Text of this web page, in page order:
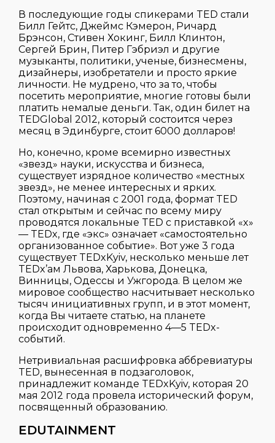
В последующие годы спикерами TED стали
Билл Гейтс, Джеймс Кэмерон, Ричард
Брэнсон, Стивен Хокинг, Билл Клинтон,
Сергей Брин, Питер Гэбриэл и другие
музыканты, политики, ученые, бизнесмены,
дизайнеры, изобретатели и просто яркие
личности. Не мудрено, что за то, чтобы
посетить мероприятие, многие готовы были
платить немалые деньги. Так, один билет на
TEDGlobal 2012, который состоится через
месяц в Эдинбурге, стоит 6000 долларов!
Но, конечно, кроме всемирно известных
«звезд» науки, искусства и бизнеса,
существует изрядное количество «местных
звезд», не менее интересных и ярких.
Поэтому, начиная с 2001 года, формат TED
стал открытым и сейчас по всему миру
проводятся локальные TED с приставкой «x»
— TEDx, где «экс» означает «самостоятельно
организованное событие». Вот уже 3 года
существует TEDxKyiv, несколько меньше лет
TEDx’ам Львова, Харькова, Донецка,
Винницы, Одессы и Ужгорода. В целом же
мировое сообщество насчитывает несколько
тысяч инициативных групп, и в этот момент,
когда Вы читаете статью, на планете
происходит одновременно 4—5 TEDx-
событий.
Нетривиальная расшифровка аббревиатуры
TED, вынесенная в подзаголовок,
принадлежит команде TEDxKyiv, которая 20
мая 2012 года провела исторический форум,
посвященный образованию.
EDUTAINMENT